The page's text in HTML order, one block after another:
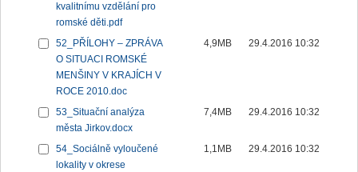
kvalitnímu vzdělání pro
romské děti.pdf
52_PŘÍLOHY – ZPRÁVA
O SITUACI ROMSKÉ
MENŠINY V KRAJÍCH V
ROCE 2010.doc
4,9MB 29.4.2016 10:32
53_Situační analýza
města Jirkov.docx
7,4MB 29.4.2016 10:32
54_Sociálně vyloučené
lokality v okrese
1,1MB 29.4.2016 10:32